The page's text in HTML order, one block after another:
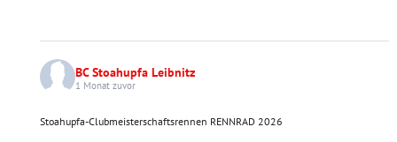
BC Stoahupfa Leibnitz
1 Monat zuvor
Stoahupfa-Clubmeisterschaftsrennen RENNRAD 2026